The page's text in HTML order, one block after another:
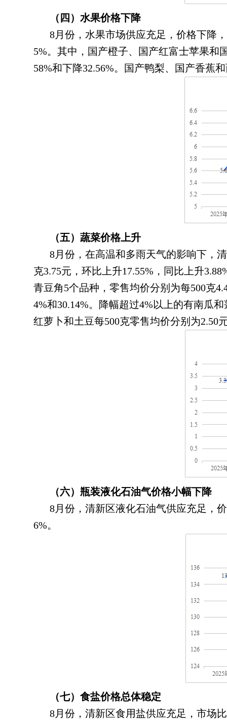
（四）水果价格下降
8月份 ， 水果市场供应充足，价格下降 ，
5%。其中 ， 国产橙子、国产红富士苹果和
58%和下降32.56%。 国产鸭梨、国产香蕉
（五）蔬菜价格上升
8月份 ， 在高温和多雨天气的影响下，
克3.75元 ， 环比上升17.55%，同比上升
青豆角5个品种，零售均价分别为每500克
4%和30.14%。降幅超过4%以上的有南瓜
红萝卜和土豆每500克零售均价分别为2.50
（六）瓶装液化石油气价格小幅下降
8月份 ， 清新区液化石油气供应充足，
6%。
（七）食盐价格总体稳定
8月份 ， 清新区食用盐供应充足，市场